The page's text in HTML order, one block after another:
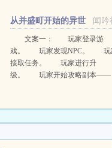
夫君的心脏。妖冶的鲜血滴落，
红鸳鸯枕。谢予臻没有躲，低头
一眼心口利刃，眼中闪过一丝了
然:“这么多次了，还来？”“你忘了
上回刺杀失败，反被我杀死的事
闻吟
从并盛町开始的异世
界游戏文案一： 玩家登录游
戏。 玩家发现NPC。 玩
接取任务。 玩家进行升
级。 玩家开始攻略副本——
界！ 恭喜玩家！ 您
威名从霓虹横滨到西西里岛，
不知无人不晓，您的事迹从鬼杀